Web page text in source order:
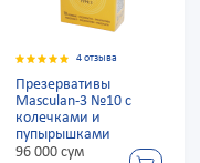
4 отзыва
Презервативы
Masculan-3 №10 с
колечками и
пупырышками
96 000 сум